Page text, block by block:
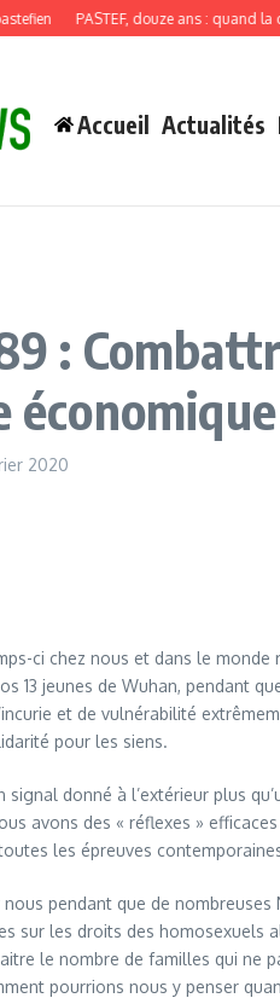
PASTEF, douze ans : quand la
Accueil Actualités
:
économique
2020
ci chez nous et dans le
13 jeunes de Wuhan, pendant
et de vulnérabilité
pour les siens.
donné à l’extérieur plus
avons des « réflexes »
les épreuves
pendant que de
sur les droits des homosexuels
le nombre de familles qui ne
pourrions nous y penser